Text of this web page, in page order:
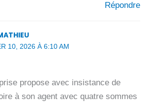
Répondre
10, 2026 À 6:10 AM
propose avec insistance de
à son agent avec quatre sommes